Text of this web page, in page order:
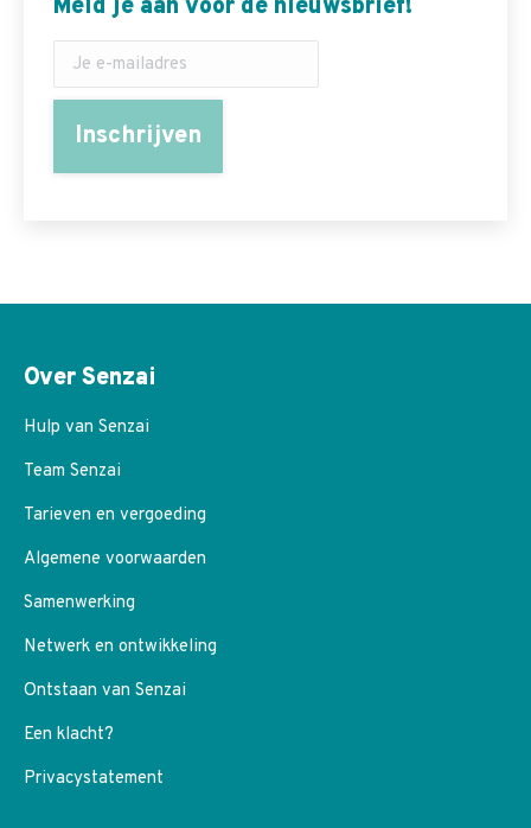
Meld je aan voor de nieuwsbrief!
Over Senzai
Hulp van Senzai
Team Senzai
Tarieven en vergoeding
Algemene voorwaarden
Samenwerking
Netwerk en ontwikkeling
Ontstaan van Senzai
Een klacht?
Privacystatement